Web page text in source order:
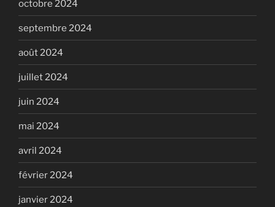
octobre 2024
septembre 2024
août 2024
juillet 2024
juin 2024
mai 2024
avril 2024
février 2024
janvier 2024